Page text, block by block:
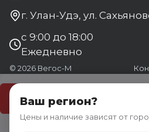
г. Улан-Удэ, ул.
с 9:00 до 18:00
Ежедневно
© 2026 Вегос-М
Ваш регион?
Цены и наличие зависят от